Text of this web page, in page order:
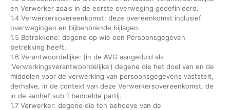
en Verwerker zoals in de eerste overweging gedefinieerd.
1.4 Verwerkersovereenkomst: deze overeenkomst inclusief
overwegingen en bijbehorende bijlagen.
1.5 Betrokkene: degene op wie een Persoonsgegeven
betrekking heeft.
1.6 Verantwoordelijke: (in de AVG aangeduid als
‘Verwerkingsverantwoordelijke’) degene die het doel van en de
middelen voor de verwerking van persoonsgegevens vaststelt,
derhalve, in de context van deze Verwerkersovereenkomst, de
in de aanhef sub 1 bedoelde partij.
1.7 Verwerker: degene die ten behoeve van de